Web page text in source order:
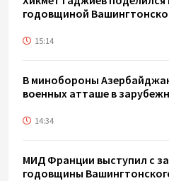
годовщиной
15:14
В минобороны
военных атташе в
14:34
МИД Франции выступил с
годовщины